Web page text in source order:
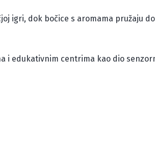
igri, dok bočice s aromama pružaju
i edukativnim centrima kao dio